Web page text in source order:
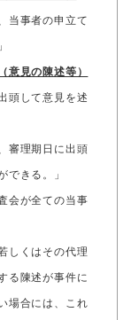
当事者の申立て
意見の陳述等）
頭して意見を述
審理期日に出頭
できる。」
会が全ての当事
しくはその代理
る陳述が事件に
場合には、これ